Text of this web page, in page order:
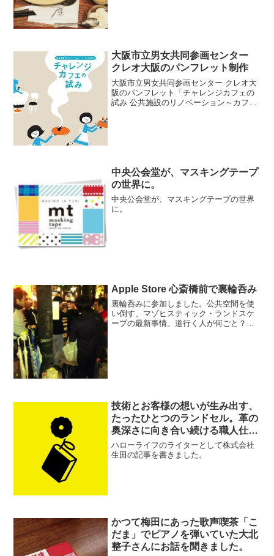
大阪市立男女共同参画センター
クレオ大阪のパンフレット制作
大阪市立男女共同参画センター クレオ大
阪のパンフレット「チャレンジカフェの
試み 公共施設のリノベーション～カフェ
中央公会堂が、マスキングテープ
の世界に。
中央公会堂が、マスキングテープの世界
に。
Apple Store 心斎橋前で裏輪呑み
裏輪呑み‬に参加しました。公共空間を使
い倒す、マゾヒスティック・ランドスケ
ープの最新事情。道行く人が何ごと？っ
技術とお客様の想いが生み出す、
たったひとつのランドセル。革の
奥深さに向き合い続ける職人仕
事。
ハローライフのライターとして株式会社
生田の記事を書きました。
かつて梅田にあった歌声喫茶「こ
だま」でピアノを弾いていた大北
整子さんにお話を聞きました。